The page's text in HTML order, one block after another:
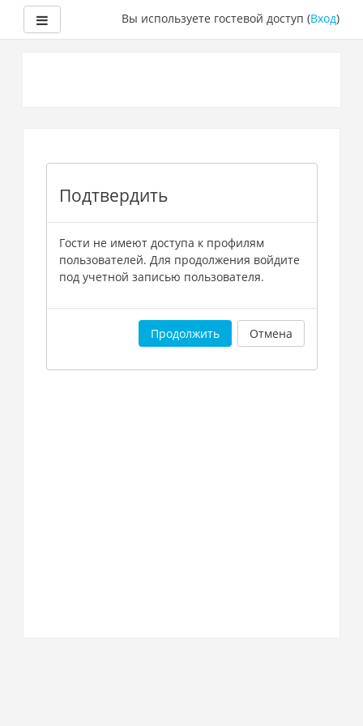
Боковая панельВы используете гостевой доступ (Вход)
Подтвердить
Гости не имеют доступа к профилям
пользователей. Для продолжения войдите
под учетной записью пользователя.
Продолжить Отмена